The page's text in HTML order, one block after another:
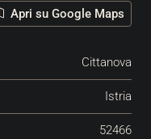
Apri su Google Maps
Cittanova
Istria
52466